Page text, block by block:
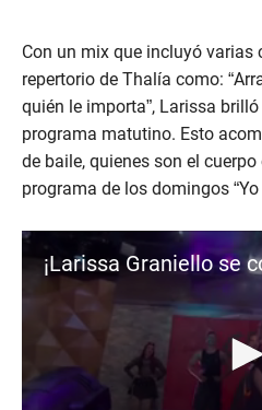
Con un mix que incluyó varias
repertorio de Thalía como:
quién le importa”, Larissa
programa matutino. Esto
de baile, quienes son el
programa de los domingos